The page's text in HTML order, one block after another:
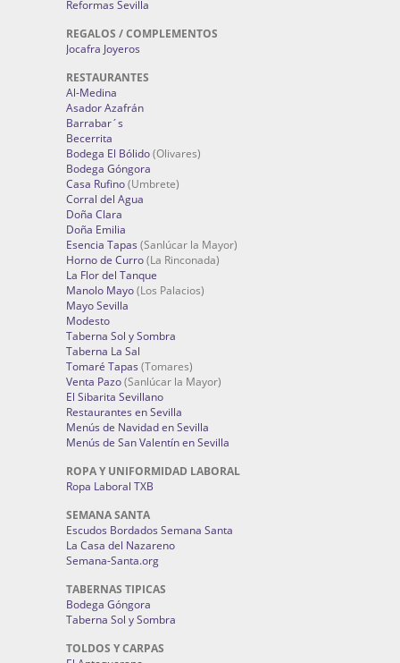
Reformas Sevilla
REGALOS / COMPLEMENTOS
Jocafra Joyeros
RESTAURANTES
Al-Medina
Asador Azafrán
Barrabar´s
Becerrita
Bodega El Bólido(Olivares)
Bodega Góngora
Casa Rufino(Umbrete)
Corral del Agua
Doña Clara
Doña Emilia
Esencia Tapas (Sanlúcar la Mayor)
Horno de Curro(La Rinconada)
La Flor del Tanque
Manolo Mayo(Los Palacios)
Mayo Sevilla
Modesto
Taberna Sol y Sombra
Taberna La Sal
Tomaré Tapas (Tomares)
Venta Pazo(Sanlúcar la Mayor)
El Sibarita Sevillano
Restaurantes en Sevilla
Menús de Navidad en Sevilla
Menús de San Valentín en Sevilla
ROPA Y UNIFORMIDAD LABORAL
Ropa Laboral TXB
SEMANA SANTA
Escudos Bordados Semana Santa
La Casa del Nazareno
Semana-Santa.org
TABERNAS TIPICAS
Bodega Góngora
Taberna Sol y Sombra
TOLDOS Y CARPAS